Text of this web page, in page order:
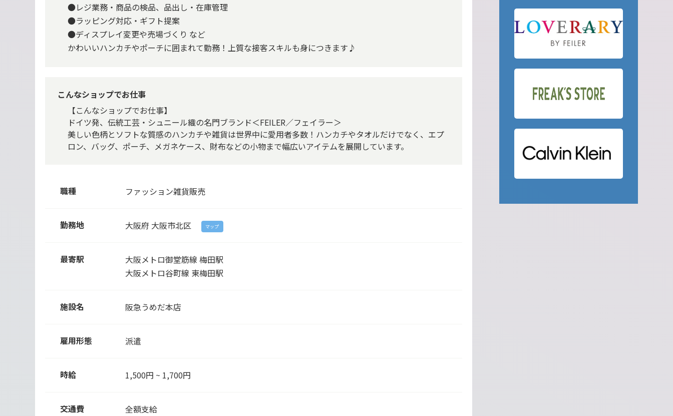
●レジ業務・商品の検品、品出し・在庫管理
●ラッピング対応・ギフト提案
●ディスプレイ変更や売場づくり など
かわいいハンカチやポーチに囲まれて勤務！上質な接客スキルも身につきます♪
こんなショップでお仕事
【こんなショップでお仕事】
ドイツ発、伝統工芸・シュニール織の名門ブランド＜FEILER／フェイラー＞
美しい色柄とソフトな質感のハンカチや雑貨は世界中に愛用者多数！ハンカチやタオルだけでなく、エプ
ロン、バッグ、ポーチ、メガネケース、財布などの小物まで幅広いアイテムを展開しています。
職種 ファッション雑貨販売
勤務地 大阪府 大阪市北区 マップ
最寄駅
大阪メトロ御堂筋線 梅田駅
大阪メトロ谷町線 東梅田駅
施設名 阪急うめだ本店
雇用形態 派遣
時給 1,500円 ~ 1,700円
交通費 全額支給